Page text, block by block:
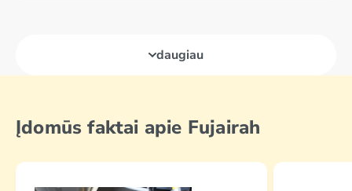
daugiau
Įdomūs faktai apie Fujairah